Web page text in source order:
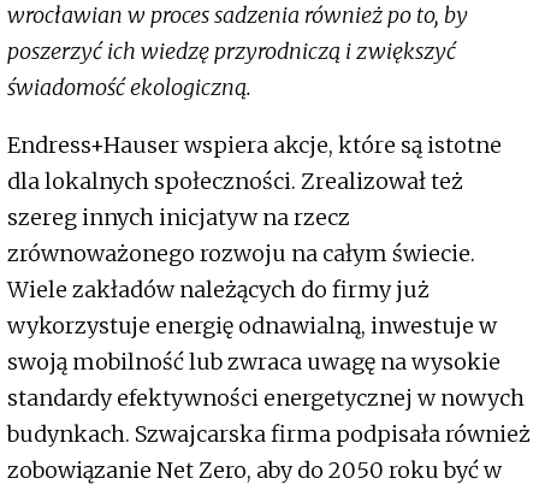
wrocławian w proces sadzenia również po to, by
poszerzyć ich wiedzę przyrodniczą i zwiększyć
świadomość ekologiczną.
Endress+Hauser wspiera akcje, które są istotne
dla lokalnych społeczności. Zrealizował też
szereg innych inicjatyw na rzecz
zrównoważonego rozwoju na całym świecie.
Wiele zakładów należących do firmy już
wykorzystuje energię odnawialną, inwestuje w
swoją mobilność lub zwraca uwagę na wysokie
standardy efektywności energetycznej w nowych
budynkach. Szwajcarska firma podpisała również
zobowiązanie Net Zero, aby do 2050 roku być w